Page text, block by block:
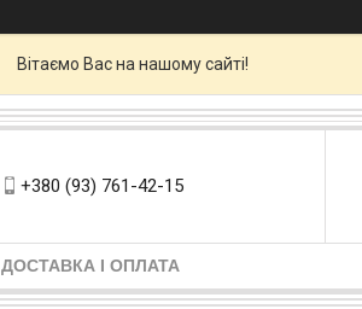
Вітаємо Вас на нашому сайті!
+380 (93) 761-42-15
ДОСТАВКА І ОПЛАТА